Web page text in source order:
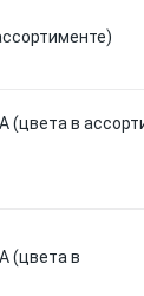
(цвета в
(цвета в